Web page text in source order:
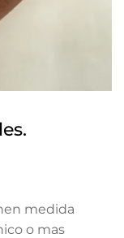
medida
o mas